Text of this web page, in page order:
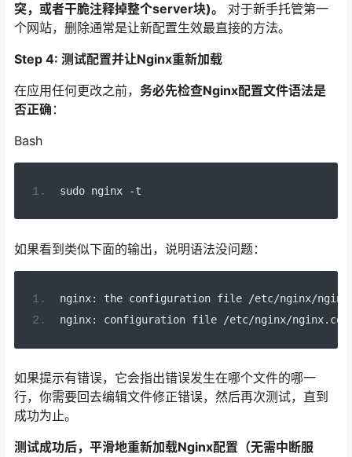
突，或者干脆注释掉整个server块)。
对于新手托管第一
个网站，删除通常是让新配置生效最直接的方法。
Step 4: 测试配置并让Nginx重新加载
在应用任何更改之前， 务必先检查Nginx配置文件语法是
否正确 ：
Bash
sudo nginx -t
如果看到类似下面的输出，说明语法没问题：
nginx: the configuration file /etc/nginx/nginx
nginx: configuration file /etc/nginx/nginx.
如果提示有错误，它会指出错误发生在哪个文件的哪一
行，你需要回去编辑文件修正错误，然后再次测试，直到
成功为止。
测试成功后，平滑地重新加载Nginx配置（无需中断服